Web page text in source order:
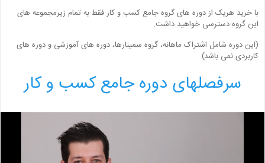
با خرید هریک از دوره های گروه جامع کسب و کار فقط به تمام زیرمجموعه های
این گروه دسترسی خواهید داشت.
(این دوره شامل اشتراک ماهانه، گروه سمینارها، دوره های آموزشی و دوره های
کاربردی نمی باشد)
سرفصلهای دوره جامع کسب و کار